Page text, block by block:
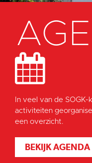
In veel van de
activiteiten
een overzicht.
BEKIJK AGENDA